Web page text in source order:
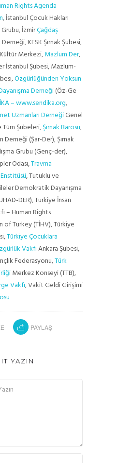
Rights Agenda
, İstanbul Çocuk Hakları
İzmirÇağdaş
Derneği, KESK Şırnak Şubesi,
Merkezi,Mazlum Der,
İstanbul Şubesi, Mazlum-
Özgürlüğünden Yoksun
Derneği(Öz-Ge
– www.sendika.org,
Uzmanları DerneğiGenel
Şubeleri,Şırnak Barosu,
Derneği (Şar-Der), Şırnak
Grubu (Genç-der),
Odası,Travma
Enstitüsü, Tutuklu ve
Demokratik Dayanışma
DER), Türkiye İnsan
– Human Rights
of Turkey (TİHV), Türkiye
Türkiye Çocuklara
VakfıAnkara Şubesi,
Federasyonu,Türk
Merkez Konseyi (TTB),
Vakfı, Vakit Geldi Girişimi
PAYLAŞ
YAZIN